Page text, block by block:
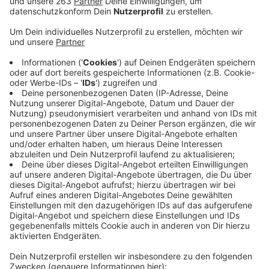
Der Wilnsdorfer Rat hat bei einer Gegenstimme den
Haushalt 2024 für die Gemeinde Wilnsdorf
beschlossen. Bürger und Unternehmen müssen nicht
mit steigenden Steuer- oder Gebührensätzen rechnen,
sie bleiben stabil – trotz eines Defizits von 3,7
Millionen Euro. Wilnsdorf investiert in diesem Jahr in
den Neubau der Grundschule. Die nächsten Schritte
für den Neubau des Feuerwehrgerätehauses Oberes
Weißtal sollen gegangen werden. Auf den Dächern von
14 gemeindeeigenen Gebäuden sollen
Photovoltaikanlagen installiert werden. Es soll ein
Bestattungswald in Wilnsdorf gestaltet werden.
Außerdem fließt Geld in wichtige Sicherheits- und
Brandschutzarbeiten an Schulen, in die Verbesserung
der Löschwasserversorgung der Feuerwehr. Außerdem
sollen weitere Brücken, Straßen und Wege
instandgesetzt werden.